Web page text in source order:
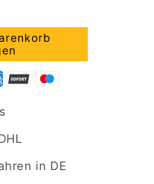
in DE